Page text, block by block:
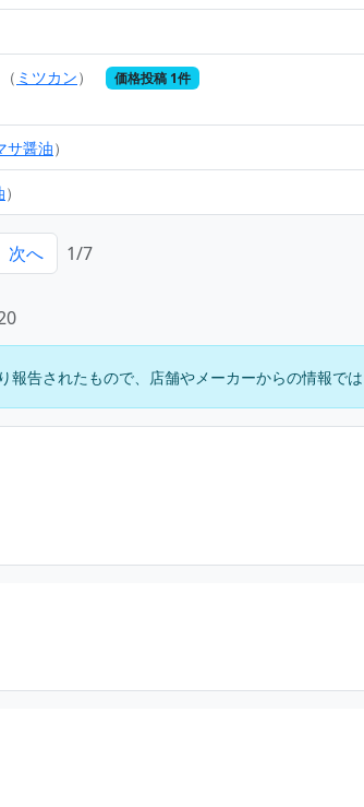
（ ミツカン） 価格投稿 1件
サ醤油）
）
次へ 1/7
告されたもので、店舗やメーカーからの情報で